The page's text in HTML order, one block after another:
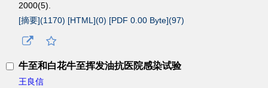
2000(5).
[摘要](1170) [HTML](0) [PDF 0.00 Byte](97)
牛至和白花牛至挥发油抗医院感染试验
王良信